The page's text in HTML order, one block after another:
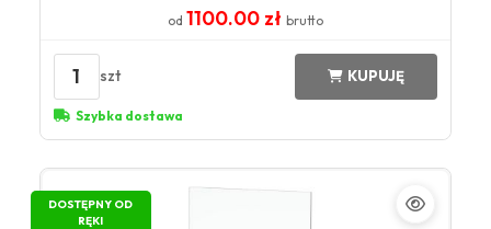
od 1100.00 zł brutto
1 szt KUPUJĘ
Szybka dostawa
DOSTĘPNY OD
RĘKI